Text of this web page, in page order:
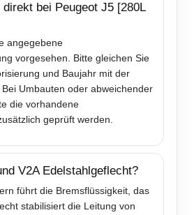
bei Peugeot J5 [280L
angegebene
vorgesehen. Bitte gleichen Sie
und Baujahr mit der
Umbauten oder abweichender
die vorhandene
geprüft werden.
V2A Edelstahlgeflecht?
führt die Bremsflüssigkeit, das
stabilisiert die Leitung von